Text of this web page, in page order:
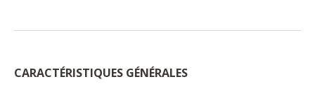
CARACTÉRISTIQUES GÉNÉRALES